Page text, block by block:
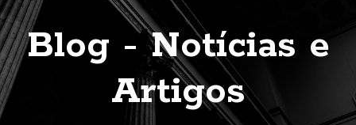
Blog - Notícias e
Artigos